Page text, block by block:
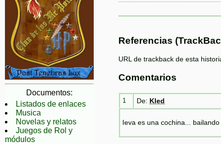
Documentos:
Listados de enlaces
Musica
Novelas y relatos
Juegos de Rol y
módulos
Referencias
URL de trackback de esta
Comentarios
1 De: Kled
Ieva es una cochina...